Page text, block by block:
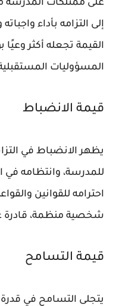
على ممتلكات المدرسة
إلى التزامه بأداء
القيمة تجعله أكثر وعيًا
المسؤوليات
قيمة الانضباط
يظهر الانضباط في
للمدرسة، وانتظامه
احترامه للقوانين
شخصية منظمة، قادرة
قيمة التسامح
يتجلى التسامح في